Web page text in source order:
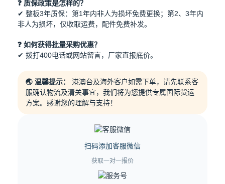
❓ 质保政策是怎样的？
✔ 整板3年质保：第1年内非人为损坏免费更换；第2、3年内
非人为损坏，仅收取运费，配件免费补发。
❓ 如何获得批量采购优惠？
✔ 拨打400电话或网站留言，厂家直报底价。
🌏 温馨提示：
港澳台及海外客户如需下单，请先联系客
服确认物流及清关事宜，我们将为您提供专属国际货运
方案。感谢您的理解与支持！
扫码添加客服微信
获取一对一报价